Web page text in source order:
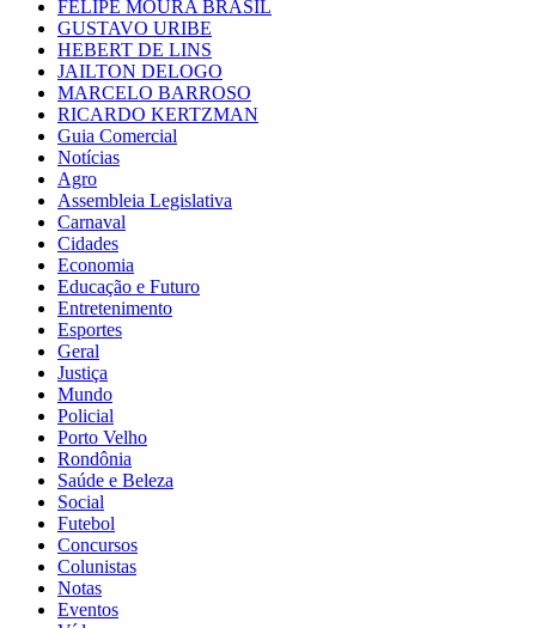
FELIPE MOURA BRASIL
GUSTAVO URIBE
HEBERT DE LINS
JAILTON DELOGO
MARCELO BARROSO
RICARDO KERTZMAN
Guia Comercial
Notícias
Agro
Assembleia Legislativa
Carnaval
Cidades
Economia
Educação e Futuro
Entretenimento
Esportes
Geral
Justiça
Mundo
Policial
Porto Velho
Rondônia
Saúde e Beleza
Social
Futebol
Concursos
Colunistas
Notas
Eventos